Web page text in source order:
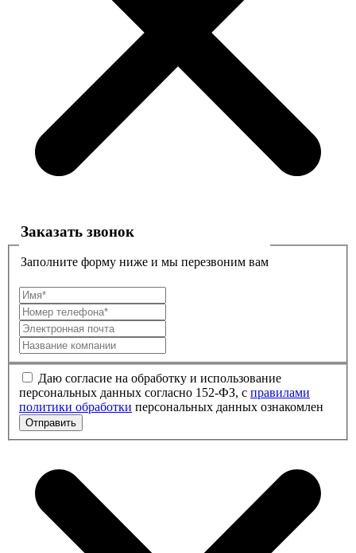
Заказать звонок
Заполните форму ниже и мы перезвоним вам
Даю согласие на обработку и использование
персональных данных согласно 152-ФЗ, с правилами
политики обработки персональных данных ознакомлен
Отправить